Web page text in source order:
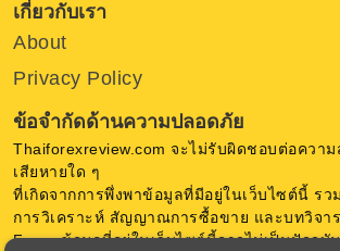
เกี่ยวกับเรา
About
Privacy Policy
ข้อจำกัดด้านความปลอดภัย
Thaiforexreview.com จะไม่รับผิดชอบต่อควา
เสียหายใด ๆ
ที่เกิดจากการพึ่งพาข้อมูลที่มีอยู่ในเว็บไซต์นี้ รว
การวิเคราะห์ สัญญาณการซื้อขาย และบทวิจา
Forex ข้อมูลที่อยู่ในเว็บไซต์นี้อาจไม่เป็นปัจจุบั